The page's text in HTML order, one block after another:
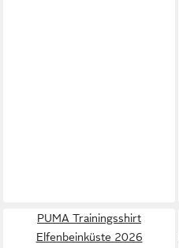
PUMA Trainingsshirt
Elfenbeinküste 2026